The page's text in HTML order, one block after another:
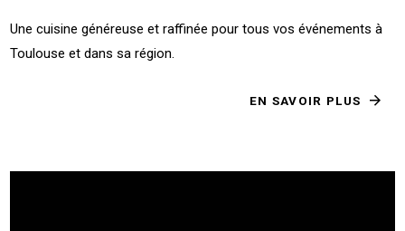
Une cuisine généreuse et raffinée pour tous vos événements à
Toulouse et dans sa région.
EN SAVOIR PLUS